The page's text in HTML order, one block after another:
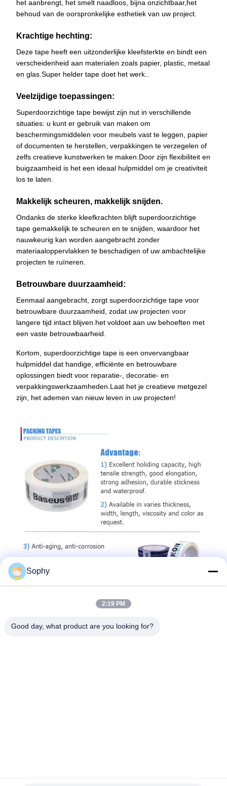
het aanbrengt, het smelt naadloos, bijna onzichtbaar,het
behoud van de oorspronkelijke esthetiek van uw project.
Krachtige hechting:
Deze tape heeft een uitzonderlijke kleefsterkte en bindt een
verscheidenheid aan materialen zoals papier, plastic, metaal
en glas.Super helder tape doet het werk..
Veelzijdige toepassingen:
Superdoorzichtige tape bewijst zijn nut in verschillende
situaties: u kunt er gebruik van maken om
beschermingsmiddelen voor meubels vast te leggen, papier
of documenten te herstellen, verpakkingen te verzegelen of
zelfs creatieve kunstwerken te maken.Door zijn flexibiliteit en
buigzaamheid is het een ideaal hulpmiddel om je creativiteit
los te laten.
Makkelijk scheuren, makkelijk snijden.
Ondanks de sterke kleefkrachten blijft superdoorzichtige
tape gemakkelijk te scheuren en te snijden, waardoor het
nauwkeurig kan worden aangebracht zonder
materiaaloppervlakken te beschadigen of uw ambachtelijke
projecten te ruïneren.
Betrouwbare duurzaamheid:
Eenmaal aangebracht, zorgt superdoorzichtige tape voor
betrouwbare duurzaamheid, zodat uw projecten voor
langere tijd intact blijven.het voldoet aan uw behoeften met
een vaste betrouwbaarheid.
Kortom, superdoorzichtige tape is een onvervangbaar
hulpmiddel dat handige, efficiënte en betrouwbare
oplossingen biedt voor reparatie-, decoratie- en
verpakkingswerkzaamheden.Laat het je creatieve metgezel
zijn, het ademen van nieuw leven in uw projecten!
Sophy
2:19 PM
Good day, what product are you looking for?